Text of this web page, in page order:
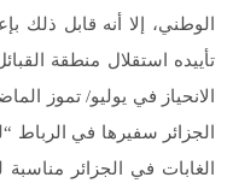
الوطني، إلا أنه قابل ذلك
تأييده استقلال منطقة
الانحياز في يوليو/ تموز
الجزائر سفيرها في الرباط
الغابات في الجزائر مناسبة